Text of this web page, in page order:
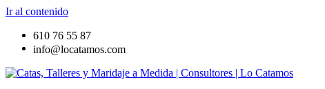
Ir al contenido
610 76 55 87
info@locatamos.com